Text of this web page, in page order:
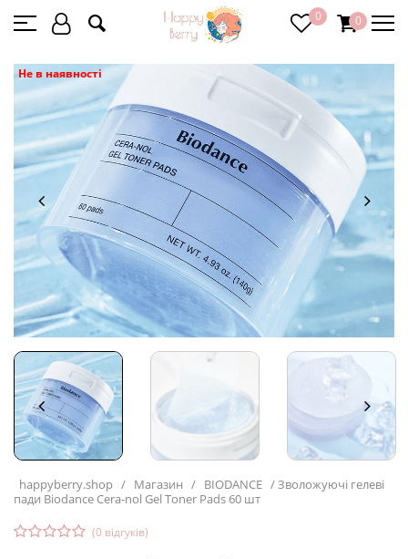
0 0
Не в наявності
happyberry.shop / Магазин / BIODANCE /Зволожуючі гелеві
пади Biodance Cera-nol Gel Toner Pads 60 шт
(0 відгуків)